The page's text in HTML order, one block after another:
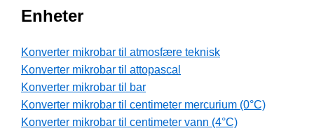
Enheter
Konverter mikrobar til atmosfære teknisk
Konverter mikrobar til attopascal
Konverter mikrobar til bar
Konverter mikrobar til centimeter mercurium (0°C)
Konverter mikrobar til centimeter vann (4°C)